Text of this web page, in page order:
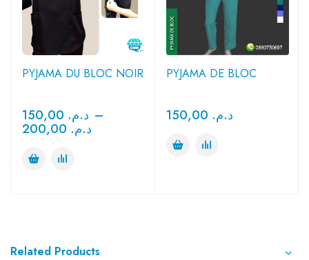
PYJAMA DU BLOC NOIR
د.م. –
د.م.
PYJAMA DE BLOC
د.م.
Related Products